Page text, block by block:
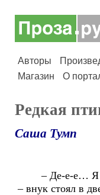
Авторы
Магазин
О
Редкая
Саша Тумп
– Де-е-е… Я
– внук стоял в